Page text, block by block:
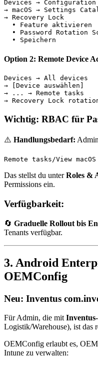
Devices →
→ macOS → Settings
→ Recovery Lock
  • Feature aktivieren
• Password Rotation
Option 2: Remote Device
Devices → All devices
→ [Device auswählen]
→ ... → Remote tasks
Wichtig: RBAC für
⚠️ Handlungsbedarf:
Das stellst du unterRoles &
Permissions ein.
Verfügbarkeit:
🔄 Graduelle Rollout bis
Tenants verfügbar.
3. Android
OEMConfig
Neu: Inventus
Für Admin, die mit
Logistik/Warehouse), ist das
OEMConfig erlaubt es,
Intune zu verwalten: